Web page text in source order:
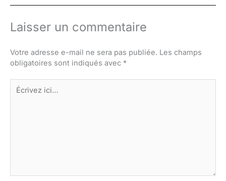
Laisser un commentaire
Votre adresse e-mail ne sera pas publiée. Les champs
obligatoires sont indiqués avec *
Écrivez
ici…